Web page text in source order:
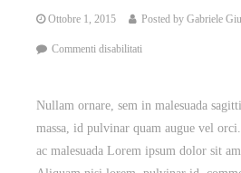
Ottobre 1, 2015 Posted by Gabriele
Commenti disabilitati
Nullam ornare, sem in malesuada
massa, id pulvinar quam augue vel
ac malesuada Lorem ipsum dolor sit